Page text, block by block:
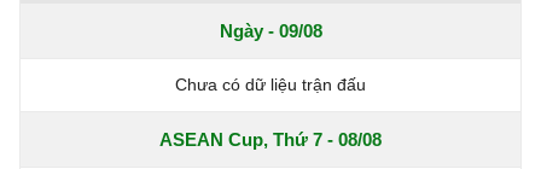
Ngày - 09/08
Chưa có dữ liệu trận đấu
ASEAN Cup, Thứ 7 - 08/08